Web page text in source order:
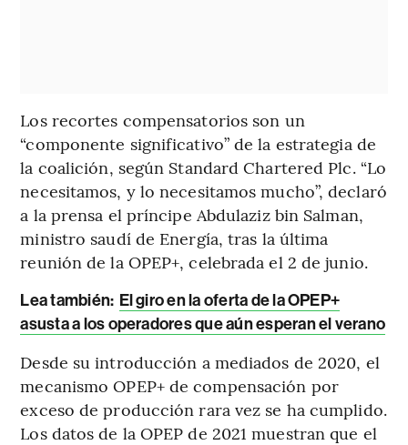
Los recortes compensatorios son un
“componente significativo” de la estrategia de
la coalición, según Standard Chartered Plc. “Lo
necesitamos, y lo necesitamos mucho”, declaró
a la prensa el príncipe Abdulaziz bin Salman,
ministro saudí de Energía, tras la última
reunión de la OPEP+, celebrada el 2 de junio.
Lea también: El giro en la oferta de la OPEP+
asusta a los operadores que aún esperan el verano
Desde su introducción a mediados de 2020, el
mecanismo OPEP+ de compensación por
exceso de producción rara vez se ha cumplido.
Los datos de la OPEP de 2021 muestran que el